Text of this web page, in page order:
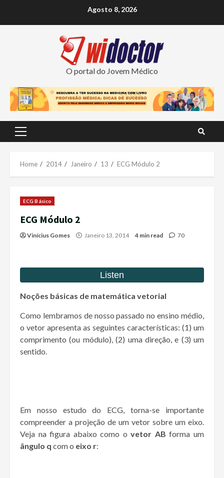
Agosto 8, 2026
O portal do Jovem Médico
Primary
Home 2014 Janeiro 13 ECG Módulo 2
ECG Básico
ECG Módulo 2
Vinícius Gomes Janeiro 13, 2014 4 min read 70
Noções básicas de matemática vetorial
Como lembramos de nosso passado no ensino médio,
o vetor apresenta as seguintes características: (1) um
comprimento (ou módulo), (2) uma direção, e (3) um
sentido.
Em nosso estudo do ECG, torna-se importante
compreender a projeção de um vetor sobre um eixo.
Veja na figura abaixo como ovetor AB forma um
ângulo q com o eixo r: